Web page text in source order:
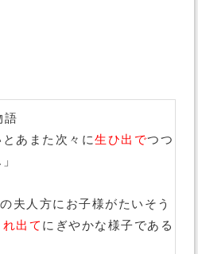
語
とあまた次々に生ひ出でつつ
夫人方にお子様がたいそう
出て にぎやかな様子である